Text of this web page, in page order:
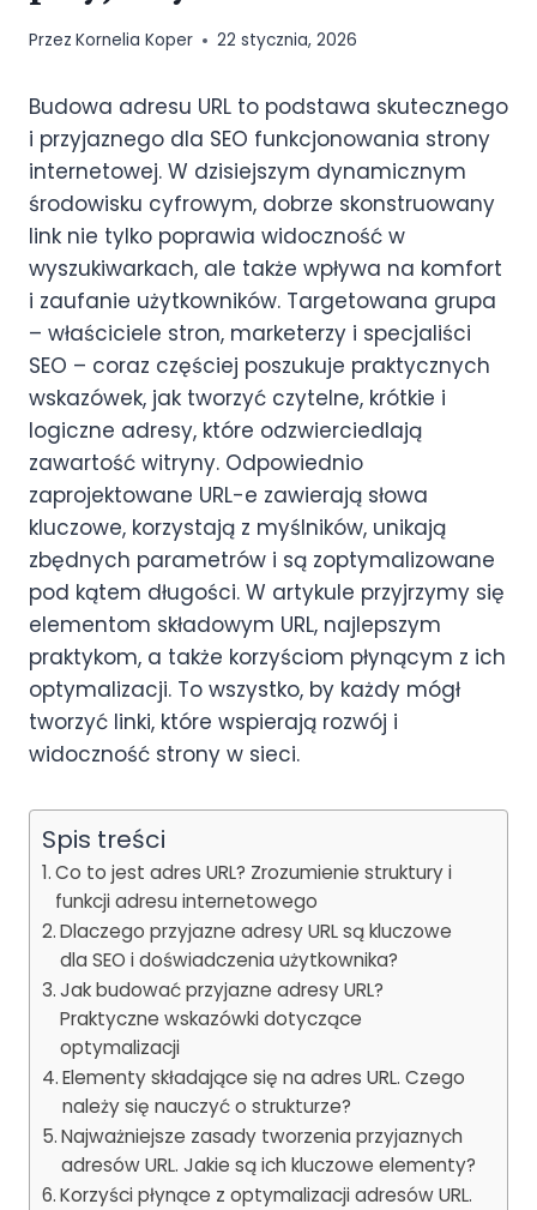
Przez Kornelia Koper 22 stycznia, 2026
Budowa adresu URL to podstawa skutecznego
i przyjaznego dla SEO funkcjonowania strony
internetowej. W dzisiejszym dynamicznym
środowisku cyfrowym, dobrze skonstruowany
link nie tylko poprawia widoczność w
wyszukiwarkach, ale także wpływa na komfort
i zaufanie użytkowników. Targetowana grupa
– właściciele stron, marketerzy i specjaliści
SEO – coraz częściej poszukuje praktycznych
wskazówek, jak tworzyć czytelne, krótkie i
logiczne adresy, które odzwierciedlają
zawartość witryny. Odpowiednio
zaprojektowane URL-e zawierają słowa
kluczowe, korzystają z myślników, unikają
zbędnych parametrów i są zoptymalizowane
pod kątem długości. W artykule przyjrzymy się
elementom składowym URL, najlepszym
praktykom, a także korzyściom płynącym z ich
optymalizacji. To wszystko, by każdy mógł
tworzyć linki, które wspierają rozwój i
widoczność strony w sieci.
Spis treści
Co to jest adres URL? Zrozumienie struktury i
funkcji adresu internetowego
Dlaczego przyjazne adresy URL są kluczowe
dla SEO i doświadczenia użytkownika?
Jak budować przyjazne adresy URL?
Praktyczne wskazówki dotyczące
optymalizacji
Elementy składające się na adres URL. Czego
należy się nauczyć o strukturze?
Najważniejsze zasady tworzenia przyjaznych
adresów URL. Jakie są ich kluczowe elementy?
Korzyści płynące z optymalizacji adresów URL.